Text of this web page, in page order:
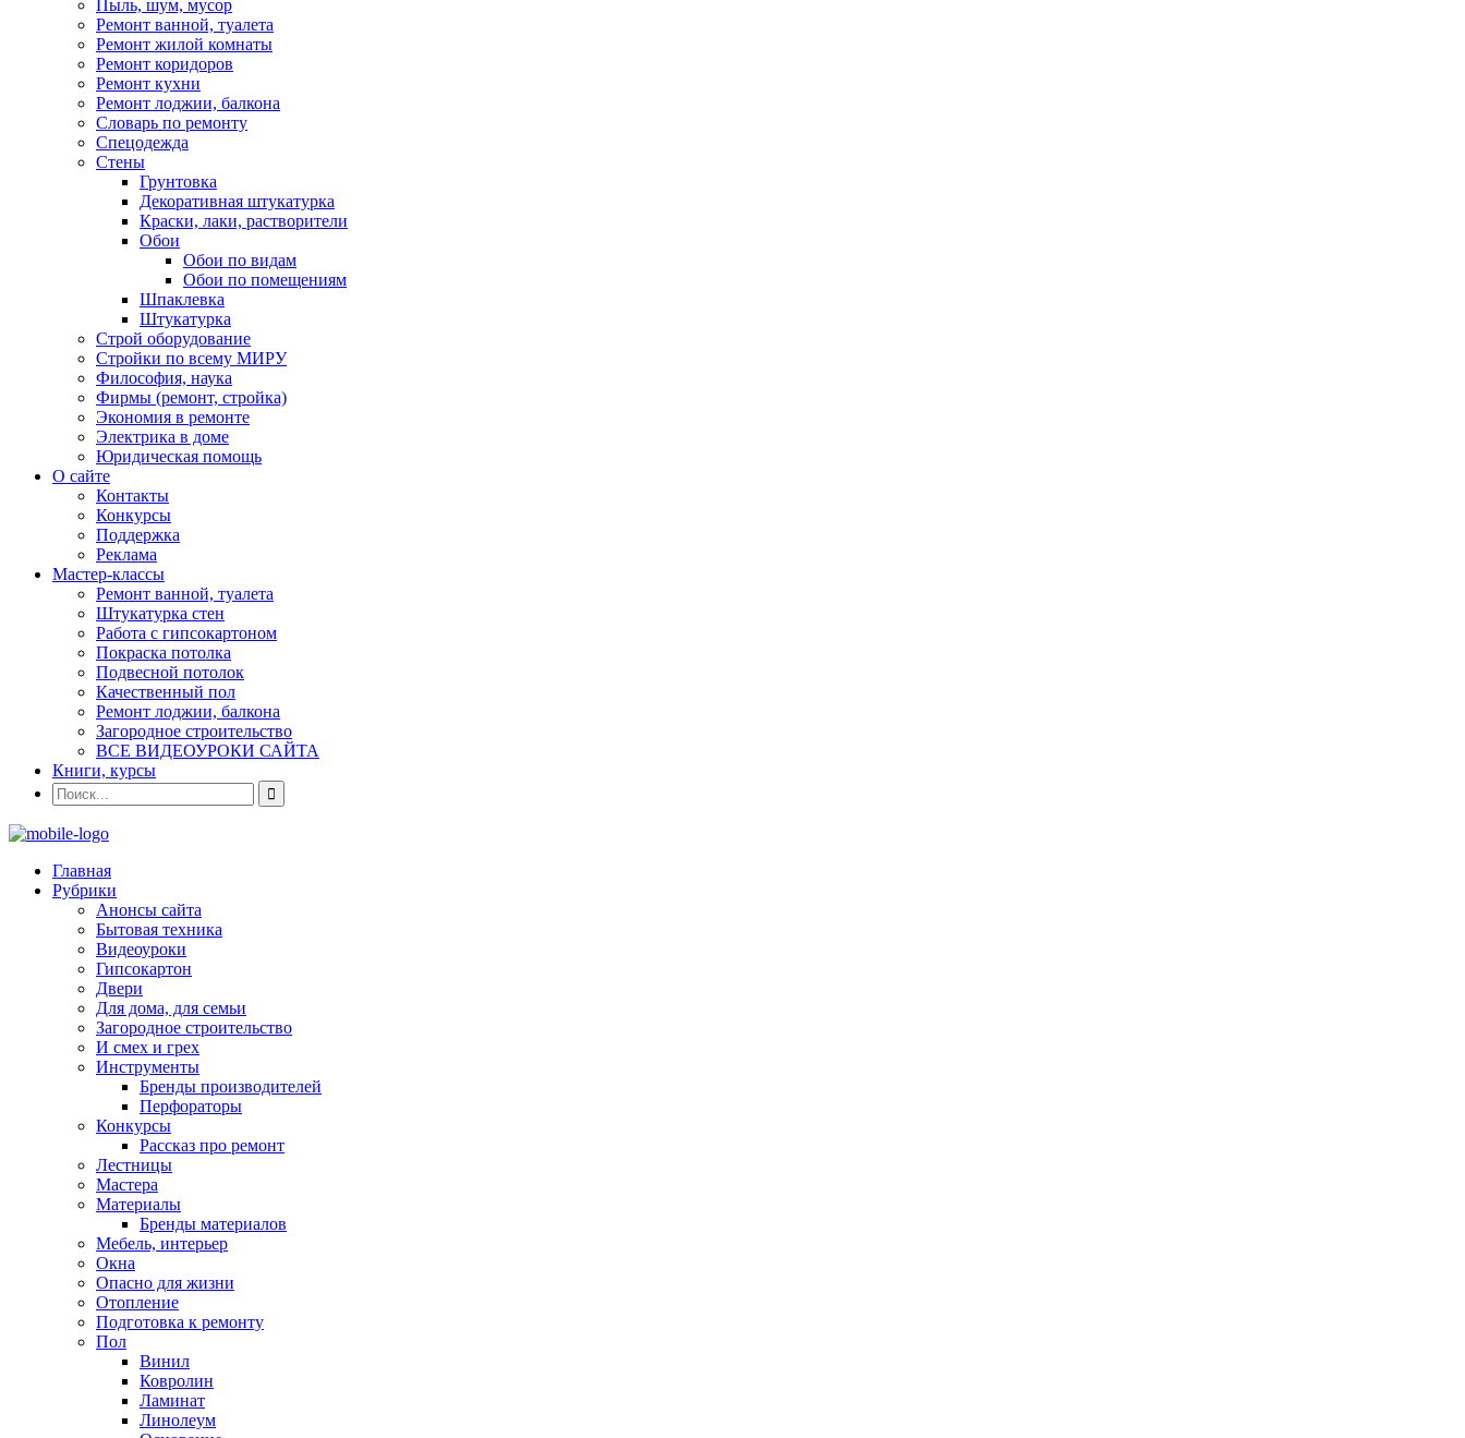
Пыль, шум, мусор
Ремонт ванной, туалета
Ремонт жилой комнаты
Ремонт коридоров
Ремонт кухни
Ремонт лоджии, балкона
Словарь по ремонту
Спецодежда
Стены
Грунтовка
Декоративная штукатурка
Краски, лаки, растворители
Обои
Обои по видам
Обои по помещениям
Шпаклевка
Штукатурка
Строй оборудование
Стройки по всему МИРУ
Философия, наука
Фирмы (ремонт, стройка)
Экономия в ремонте
Электрика в доме
Юридическая помощь
О сайте
Контакты
Конкурсы
Поддержка
Реклама
Мастер-классы
Ремонт ванной, туалета
Штукатурка стен
Работа с гипсокартоном
Покраска потолка
Подвесной потолок
Качественный пол
Ремонт лоджии, балкона
Загородное строительство
ВСЕ ВИДЕОУРОКИ САЙТА
Книги, курсы
Главная
Рубрики
Анонсы сайта
Бытовая техника
Видеоуроки
Гипсокартон
Двери
Для дома, для семьи
Загородное строительство
И смех и грех
Инструменты
Бренды производителей
Перфораторы
Конкурсы
Рассказ про ремонт
Лестницы
Мастера
Материалы
Бренды материалов
Мебель, интерьер
Окна
Опасно для жизни
Отопление
Подготовка к ремонту
Пол
Винил
Ковролин
Ламинат
Линолеум